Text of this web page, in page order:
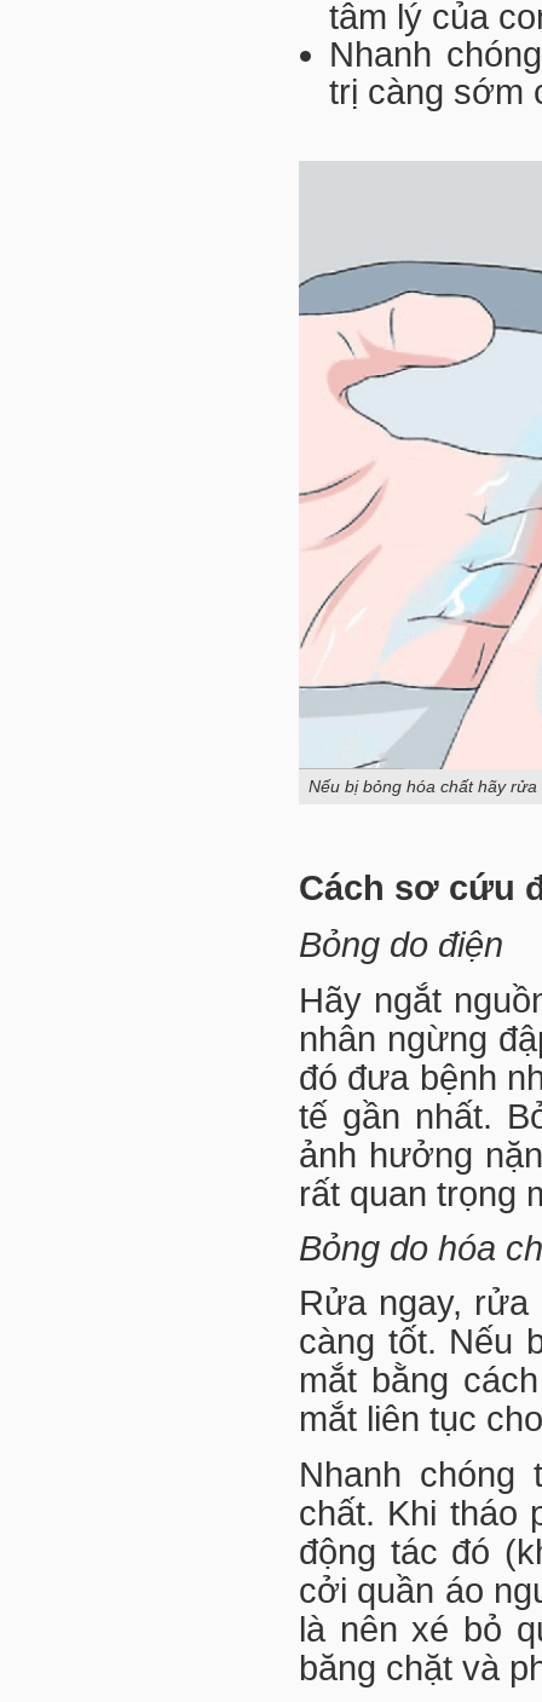
tâm lý của
Nhanh
trị càng sớm
Nếu bị bỏng hóa chất hãy
Cách sơ cứu
Bỏng do điện
Hãy ngắt
nhân ngừng
đó đưa bệnh
tế gần nhất.
ảnh hưởng
rất quan trọng
Bỏng do hóa
Rửa ngay, rửa
càng tốt. Nếu
mắt bằng
mắt liên tục
Nhanh chóng
chất. Khi tháo
động tác đó
cởi quần áo
là nên xé bỏ
băng chặt và